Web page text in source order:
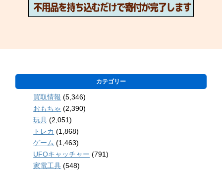
カテゴリー
買取情報 (5,346)
おもちゃ (2,390)
玩具 (2,051)
トレカ (1,868)
ゲーム (1,463)
UFOキャッチャー (791)
家電工具 (548)